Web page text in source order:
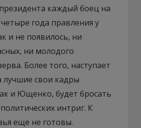
каждый боец на
четыре года правления у
и не появилось, ни
ни молодого
Более того, наступает
лучшие свои кадры
и Ющенко, будет бросать
интриг. К
еще не готовы.